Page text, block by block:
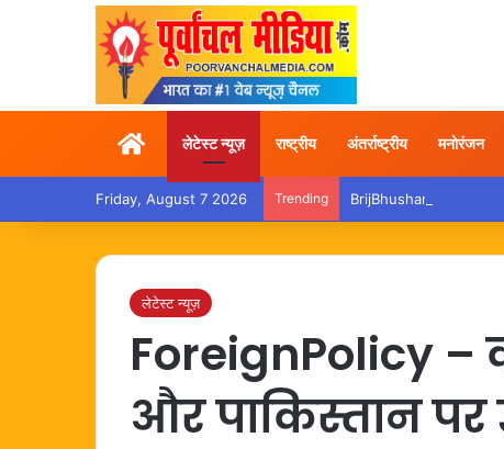
Homeलेटेस्ट न्यूज़ राष्ट्रीय अंतर्राष्ट्रीय मनोरंजन
Friday, August 7 2026 Trending BrijBhushan – अदालत से
लेटेस्ट न्यूज़
ForeignPolicy –
और पाकिस्तान पर